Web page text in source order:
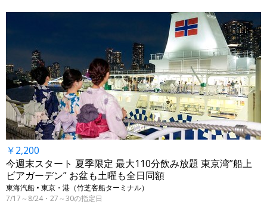
￥2,200
今週末スタート 夏季限定 最大110分飲み放題 東京湾”船上
ビアガーデン” お盆も土曜も全日同額
東海汽船 • 東京・港（竹芝客船ターミナル）
7/17～8/24・27～30の指定日